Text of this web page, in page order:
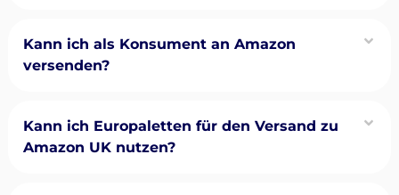
Kann ich als Konsument an Amazon
versenden?
Kann ich Europaletten für den Versand zu
Amazon UK nutzen?